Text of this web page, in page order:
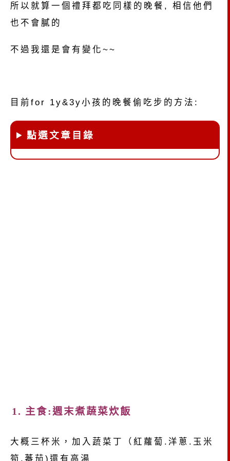
所以就算一個禮拜都吃同樣的晚餐, 相信他們
也不會膩的
不過我還是會有變化~~
目前for 1y&3y小孩的晚餐偷吃步的方法:
點選文章目錄
1. 主食:週末煮蔬菜炊飯
大概三杯米，加入蔬菜丁（紅蘿蔔.洋蔥.玉米
筍,蕃茄)還有高湯